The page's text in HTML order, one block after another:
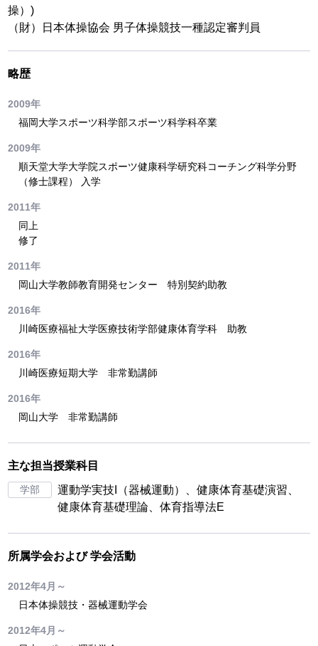
操）)
（財）日本体操協会 男子体操競技一種認定審判員
略歴
2009年
福岡大学スポーツ科学部スポーツ科学科卒業
2009年
順天堂大学大学院スポーツ健康科学研究科コーチング科学分野
（修士課程） 入学
2011年
同上
修了
2011年
岡山大学教師教育開発センター 特別契約助教
2016年
川崎医療福祉大学医療技術学部健康体育学科 助教
2016年
川崎医療短期大学 非常勤講師
2016年
岡山大学 非常勤講師
主な担当授業科目
学部
運動学実技I（器械運動）、健康体育基礎演習、
健康体育基礎理論、体育指導法E
所属学会および学会活動
2012年4月～
日本体操競技・器械運動学会
2012年4月～